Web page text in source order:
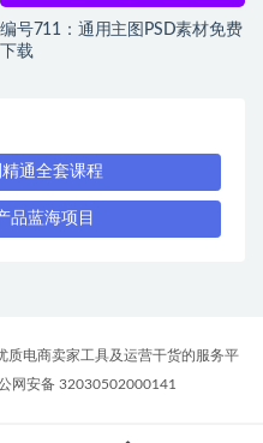
编号711：通用主图PSD素材免费
下载
通全套课程
品蓝海项目
质电商卖家工具及运营干货的服务平
网安备 32030502000141